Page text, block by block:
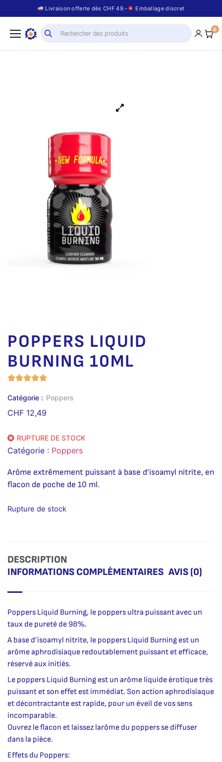
Livraison offerte dès CHF 49.- Emballage discret
0
POPPERS LIQUID
BURNING 10ML
Catégorie : Poppers
CHF 12,49
RUPTURE DE STOCK
Catégorie : Poppers
Arôme extrêmement puissant à base d’isoamyl nitrite, en
flacon de poche de 10 ml.
Rupture de stock
DESCRIPTION
INFORMATIONS COMPLÉMENTAIRES AVIS (0)
Poppers Liquid Burning, le poppers ultra puissant avec un
taux de pureté de 98%.
A base d’isoamyl nitrite, le poppers Liquid Burning est un
arôme aphrodisiaque redoutablement puissant et efficace,
réservé aux initiés.
Le poppers Liquid Burning est un arôme liquide érotique très
puissant et son effet est immédiat. Son action aphrodisiaque
et décontractante est rapide, pour un éveil de vos sens
incomparable.
Ouvrez le flacon et laissez larôme du poppers se diffuser
dans la pièce.
Effets du Poppers: